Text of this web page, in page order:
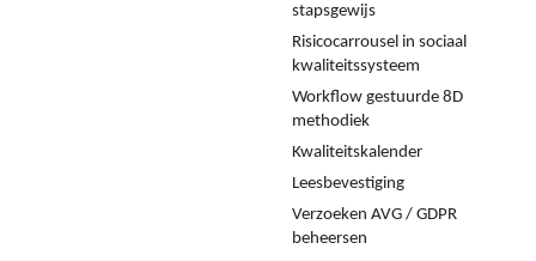
stapsgewijs
Risicocarrousel in sociaal
kwaliteitssysteem
Workflow gestuurde 8D
methodiek
Kwaliteitskalender
Leesbevestiging
Verzoeken AVG / GDPR
beheersen